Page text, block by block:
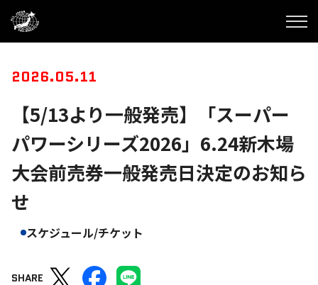
2026.05.11
【5/13より一般発売】「スーパー
パワーシリーズ2026」6.24新木場
大会前売券一般発売日決定のお知ら
せ
スケジュール/チケット
SHARE